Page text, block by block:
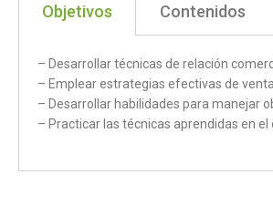
Objetivos Contenidos
– Desarrollar técnicas de relación
– Emplear estrategias efectivas de
– Desarrollar habilidades para manejar
– Practicar las técnicas aprendidas en